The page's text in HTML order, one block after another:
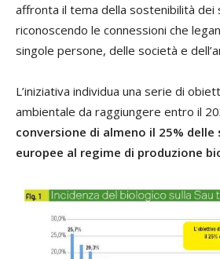
affronta il tema della sostenibilità dei
riconoscendo le connessioni che
singole persone, delle società e
L’iniziativa individua una serie di
ambientale da raggiungere entro il
conversione di almeno il 25%
europee al regime di produzione